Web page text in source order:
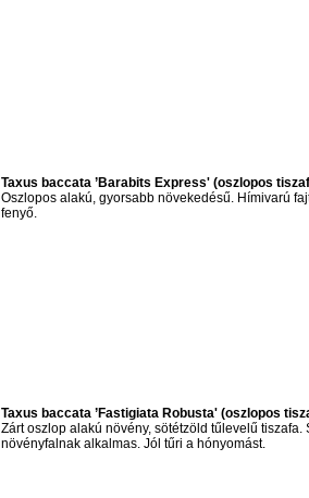
Taxus baccata ’Barabits Express' (oszlopos
Oszlopos alakú, gyorsabb növekedésű. Hímivarú
fenyő.
Taxus baccata ’Fastigiata Robusta' (oszlopos
Zárt oszlop alakú növény, sötétzöld tűlevelű tiszafa.
növényfalnak alkalmas. Jól tűri a hónyomást.